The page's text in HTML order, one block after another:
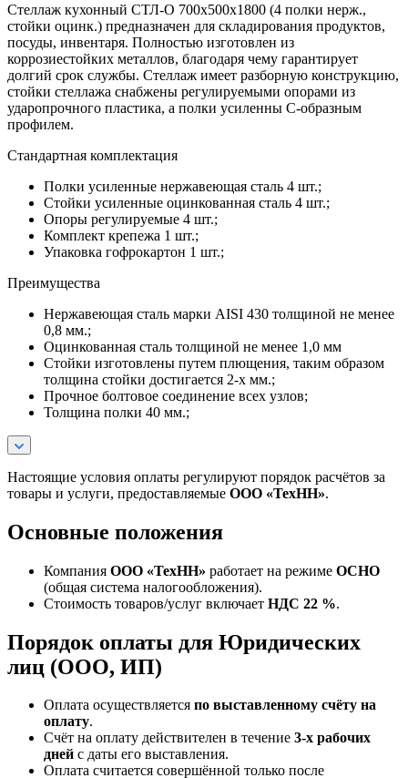
Стеллаж кухонный СТЛ-О 700х500х1800 (4 полки нерж.,
стойки оцинк.) предназначен для складирования продуктов,
посуды, инвентаря. Полностью изготовлен из
коррозиестойких металлов, благодаря чему гарантирует
долгий срок службы. Стеллаж имеет разборную конструкцию,
стойки стеллажа снабжены регулируемыми опорами из
ударопрочного пластика, а полки усиленны С-образным
профилем.
Стандартная комплектация
Полки усиленные нержавеющая сталь 4 шт.;
Стойки усиленные оцинкованная сталь 4 шт.;
Опоры регулируемые 4 шт.;
Комплект крепежа 1 шт.;
Упаковка гофрокартон 1 шт.;
Преимущества
Нержавеющая сталь марки AISI 430 толщиной не менее
0,8 мм.;
Оцинкованная сталь толщиной не менее 1,0 мм
Стойки изготовлены путем плющения, таким образом
толщина стойки достигается 2-х мм.;
Прочное болтовое соединение всех узлов;
Толщина полки 40 мм.;
Настоящие условия оплаты регулируют порядок расчётов за
товары и услуги, предоставляемые ООО «ТехНН».
Основные положения
Компания ООО «ТехНН» работает на режиме ОСНО
(общая система налогообложения).
Стоимость товаров/услуг включает НДС 22 %.
Порядок оплаты для Юридических
лиц (ООО, ИП)
Оплата осуществляется по выставленному счёту на
оплату.
Счёт на оплату действителен в течение 3‑х рабочих
дней с даты его выставления.
Оплата считается совершённой только после